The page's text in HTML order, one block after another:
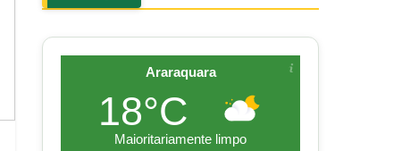
Araraquara
18°C
Maioritariamente limpo